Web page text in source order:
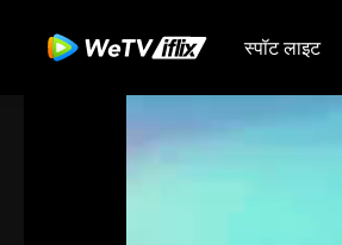
स्पॉट लाइट